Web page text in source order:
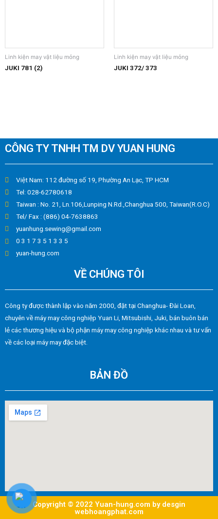
Linh kiện may vật liệu mỏng
JUKI 781 (2)
Linh kiện may vật liệu mỏng
JUKI 372/ 373
CÔNG TY TNHH TM DV YUAN HUNG
Việt Nam: 112 đường số 19, Phường An Lạc, TP HCM
Tel: 028-62780618
Taiwan : No. 21, Ln.106,Lunping N.Rd.,Changhua 500, Taiwan(R.O.C)
Tel/ Fax : (886) 04-7638863
yuanhung.sewing@gmail.com
0 3 1 7 3 5 1 3 3 5
yuan-hung.com
VỀ CHÚNG TÔI
Công ty được thành lập vào năm 2000, đặt tại Changhua- Đài Loan,
chuyên về máy may công nghiệp Yuan Li, Mitsubishi, Juki, bán buôn bán
lẻ các thương hiệu và bộ phận máy may công nghiệp khác nhau và tư vấn
về các loại máy may đặc biệt.
BẢN ĐỒ
Copyright © 2022 Yuan-hung.com by desgin
webhoangphat.com